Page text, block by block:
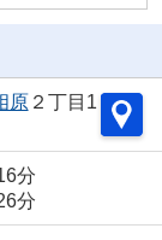
原２丁目1
分
分